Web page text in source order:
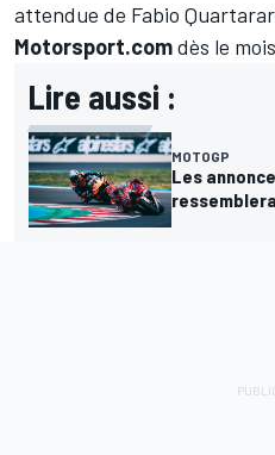
attendue de Fabio
Motorsport.comdès le
Lire aussi :
MOTOGP
Les